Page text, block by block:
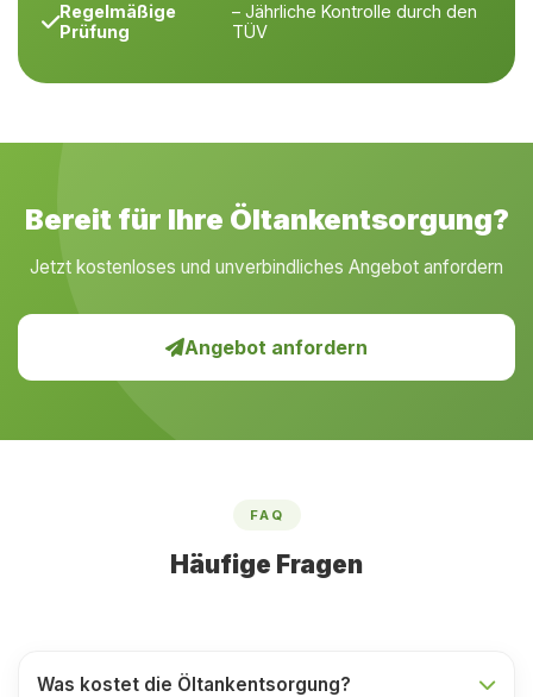
Regelmäßige
Prüfung
– Jährliche Kontrolle durch den
TÜV
Bereit für Ihre Öltankentsorgung?
Jetzt kostenloses und unverbindliches Angebot anfordern
Angebot anfordern
FAQ
Häufige Fragen
Was kostet die Öltankentsorgung?